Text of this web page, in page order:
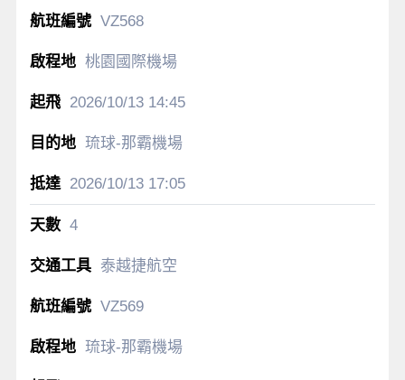
VZ568
桃園國際機場
2026/10/1314:45
琉球-那霸機場
2026/10/1317:05
4
泰越捷航空
VZ569
琉球-那霸機場